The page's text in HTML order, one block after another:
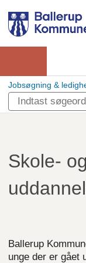
hovedindhold
Jobsøgning &
Skole- og
Ballerup
unge der er gået